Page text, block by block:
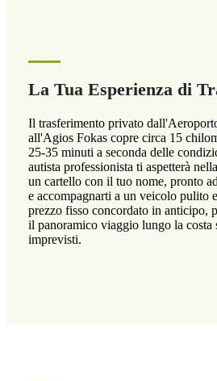
La Tua Esperienza di
Il trasferimento privato
all'Agios Fokas copre circa 15
25-35 minuti a seconda delle
autista professionista ti aspetterà
un cartello con il tuo nome, pronto
e accompagnarti a un veicolo pulito
prezzo fisso concordato in anticipo,
il panoramico viaggio lungo la costa
imprevisti.